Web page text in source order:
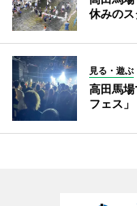
休みの
見る・遊ぶ
高田馬
フェス